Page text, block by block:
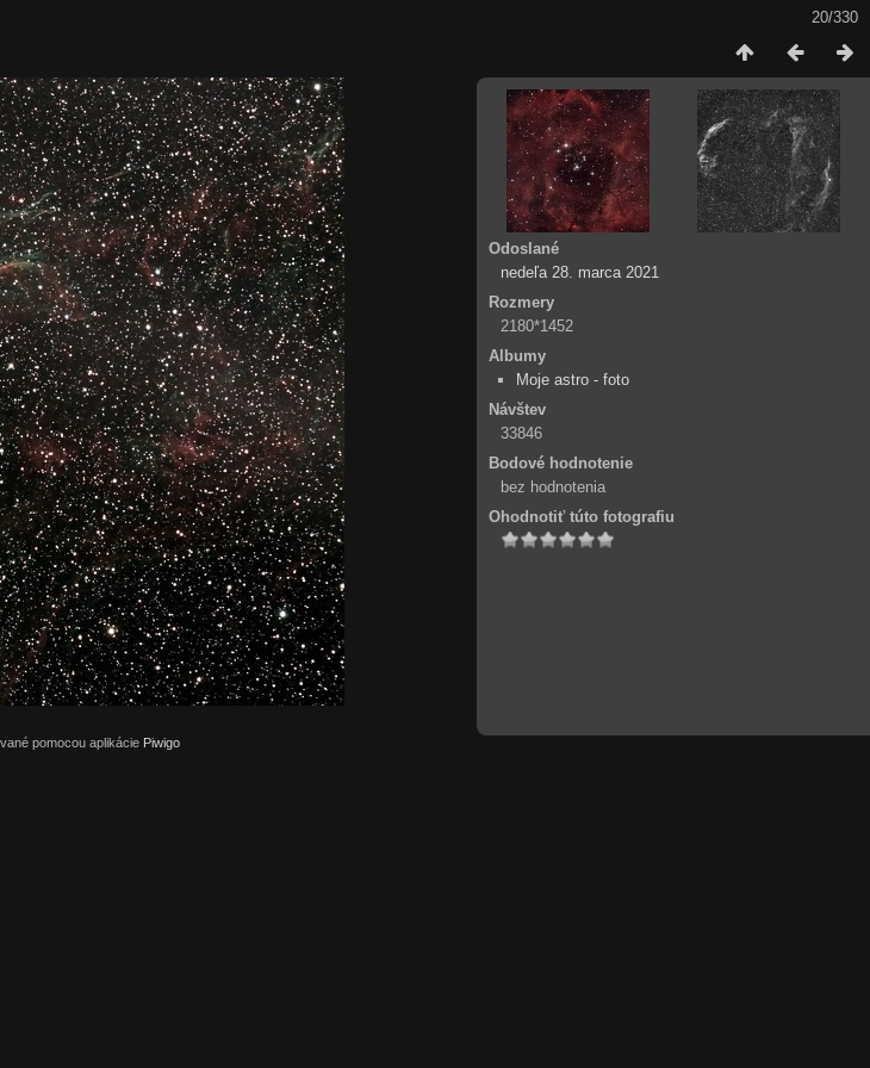
20/330
Odoslané
nedeľa 28. marca 2021
Rozmery
2180*1452
Albumy
Moje astro - foto
Návštev
33846
Bodové hodnotenie
bez hodnotenia
Ohodnotiť túto fotografiu
pomocou aplikácie Piwigo